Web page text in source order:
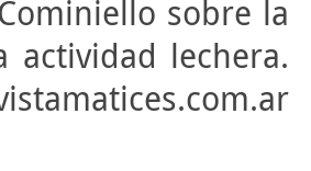
sobre la
actividad lechera.